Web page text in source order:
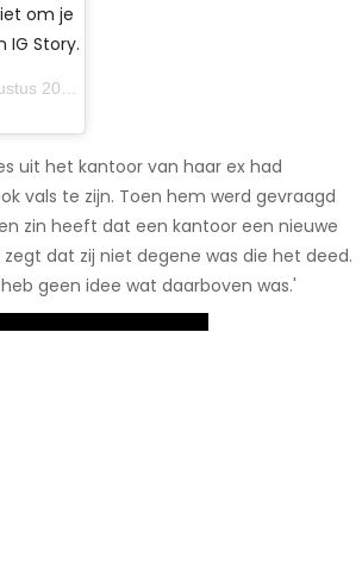
om je
IG Story.
uur PDT
uit het kantoor van haar ex had
vals te zijn. Toen hem werd gevraagd
zin heeft dat een kantoor een nieuwe
dat zij niet degene was die het deed.
geen idee wat daarboven was.'